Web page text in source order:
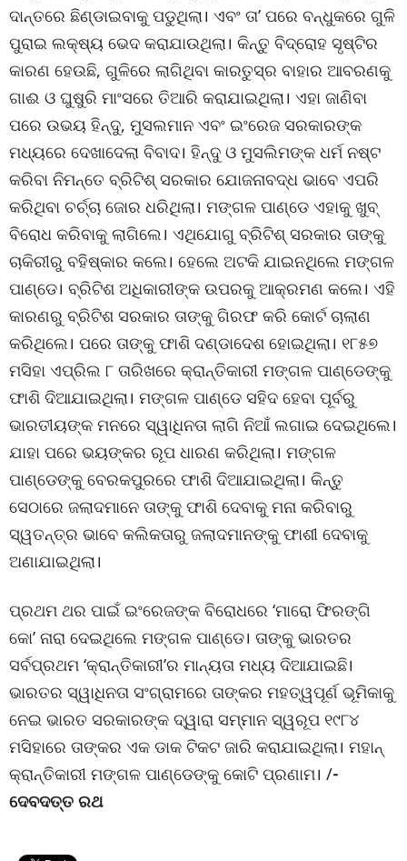
ଦାନ୍ତରେ ଛିଣ୍ଡାଇବାକୁ ପଡୁଥିଲା। ଏବଂ ତା’ ପରେ ବନ୍ଧୁକରେ ଗୁଳି
ପୁରାଇ ଲକ୍ଷ୍ୟ ଭେଦ କରାଯାଉଥିଲା। କିନ୍ତୁ ବିଦ୍ରୋହ ସୃଷ୍ଟିର
କାରଣ ହେଉଛି, ଗୁଳିରେ ଲାଗିଥିବା କାରତୁସ୍‌ର ବାହାର ଆବରଣକୁ
ଗାଈ ଓ ଘୁଷୁରି ମାଂସରେ ତିଆରି କରାଯାଇଥିଲା। ଏହା ଜାଣିବା
ପରେ ଉଭୟ ହିନ୍ଦୁ, ମୁସଲମାନ ଏବଂ ଇଂରେଜ ସରକାରଙ୍କ
ମଧ୍ୟରେ ଦେଖାଦେଲା ବିବାଦ। ହିନ୍ଦୁ ଓ ମୁସଲିମଙ୍କ ଧର୍ମ ନଷ୍ଟ
କରିବା ନିମନ୍ତେ ବ୍ରିଟିଶ୍‌ ସରକାର ଯୋଜନାବଦ୍ଧ ଭାବେ ଏପରି
କରିଥିବା ଚର୍ଚ୍ଚା ଜୋର ଧରିଥିଲା। ମଙ୍ଗଳ ପାଣ୍ଡେ ଏହାକୁ ‍ଖୁବ୍
ବିରୋଧ କରିବାକୁ ଲାଗିଲେ। ଏଥିଯୋଗୁ ବ୍ରିଟିଶ୍‌ ସରକାର ତାଙ୍କୁ
ଚାକିରୀରୁ ବହିଷ୍କାର କଲେ। ହେଲେ ଅଟକି ଯାଇନଥିଲେ ମଙ୍ଗଳ
ପାଣ୍ଡେ। ବ୍ରିଟିଶ ଅଧିକାରୀଙ୍କ ଉପରକୁ ଆକ୍ରମଣ କଲେ। ଏହି
କାରଣରୁ ବ୍ରିଟିଶ ସରକାର ତାଙ୍କୁ ଗିରଫ କରି କୋର୍ଟ ଚାଲାଣ
କରିଥିଲେ। ପରେ ତାଙ୍କୁ ଫାଶି ଦଣ୍ଡାଦେଶ ହୋଇଥିଲା। ୧୮୫୭
ମସିହା ଏପ୍ରିଲ ୮ ତାରିଖରେ କ୍ରାନ୍ତିକାରୀ ମଙ୍ଗଳ ପାଣ୍ଡେଙ୍କୁ
ଫାଶି ଦିଆଯାଇଥିଲା। ମଙ୍ଗଳ ପାଣ୍ଡେ ସହିଦ ହେବା ପୂର୍ବରୁ
ଭାରତୀୟଙ୍କ ମନରେ ସ୍ୱାଧିନତା ଲାଗି ନିଆଁ ଲଗାଇ ଦେଇଥିଲେ।
ଯାହା ପରେ ଭୟଙ୍କର ରୂପ ଧାରଣ କରିଥିଲା। ମଙ୍ଗଳ
ପାଣ୍ଡେଙ୍କୁ ବେରକପୁରରେ ଫାଶି ଦିଆଯାଇଥିଲା। କିନ୍ତୁ
ସେଠାରେ ଜଲାଦମାନେ ତାଙ୍କୁ ଫାଶି ଦେବାକୁ ମନା କରିବାରୁ
ସ୍ୱତନ୍ତ୍ର ଭାବେ କଲିକତାରୁ ଜଲାଦମାନଙ୍କୁ ଫାଶୀ ଦେବାକୁ
ଅଣାଯାଇଥିଲା।
ପ୍ରଥମ ଥର ପାଇଁ ଇଂରେଜଙ୍କ ବିରୋଧରେ ‘ମାରୋ ଫିରଙ୍ଗି
କୋ’ ନାରା ଦେଇଥିଲେ ମଙ୍ଗଳ ପାଣ୍ଡେ। ତାଙ୍କୁ ଭାରତର
ସର୍ବପ୍ରଥମ ‘କ୍ରାନ୍ତିକାରୀ’ର ମାନ୍ୟତା ମଧ୍ୟ ଦିଆଯାଇଛି।
ଭାରତର ସ୍ୱାଧିନତା ସଂଗ୍ରାମରେ ତାଙ୍କର ମହତ୍ୱପୂର୍ଣ ଭୂମିକାକୁ
ନେଇ ଭାରତ ସରକାରଙ୍କ ଦ୍ୱାରା ସମ୍ମାନ ସ୍ୱରୂପ ୧୯୮୪
ମସିହାରେ ତାଙ୍କର ଏକ ଡାକ ଟିକଟ ଜାରି କରାଯାଇଥିଲା। ମହାନ୍
କ୍ରାନ୍ତିକାରୀ ମଙ୍ଗଳ ପାଣ୍ଡେଙ୍କୁ କୋଟି ପ୍ରଣାମ। /-
ଦେବଦତ୍ତ ରଥ